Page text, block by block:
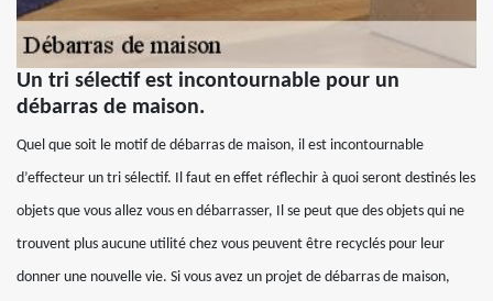
Un tri sélectif est incontournable pour un
débarras de maison.
Quel que soit le motif de débarras de maison, il est incontournable
d’effecteur un tri sélectif. Il faut en effet réflechir à quoi seront destinés les
objets que vous allez vous en débarrasser, Il se peut que des objets qui ne
trouvent plus aucune utilité chez vous peuvent être recyclés pour leur
donner une nouvelle vie. Si vous avez un projet de débarras de maison,